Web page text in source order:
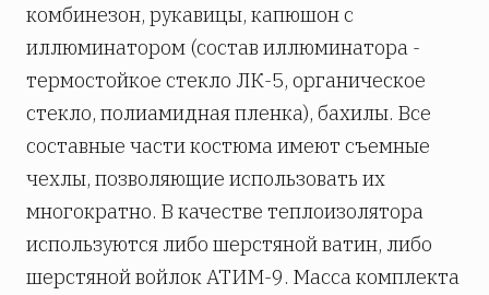
комбинезон, рукавицы, капюшон с
иллюминатором (состав иллюминатора -
термостойкое стекло ЛК-5, органическое
стекло, полиамидная пленка), бахилы. Все
составные части костюма имеют съемные
чехлы, позволяющие использовать их
многократно. В качестве теплоизолятора
используются либо шерстяной ватин, либо
шерстяной войлок АТИМ-9. Масса комплекта